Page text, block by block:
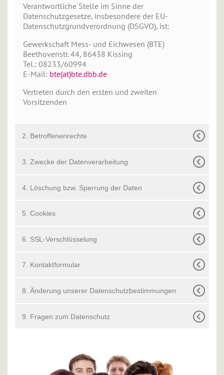
Verantwortliche Stelle im Sinne der
Datenschutzgesetze, insbesondere der EU-
Datenschutzgrundverordnung (DSGVO), ist:
Gewerkschaft Mess- und Eichwesen (BTE)
Beethovenstr. 44, 86438 Kissing
Tel.: 08233/60994
E-Mail: bte(at)bte.dbb.de
Vertreten durch den ersten und zweiten
Vorsitzenden
2. Betroffenenrechte
3. Zwecke der Datenverarbeitung
4. Löschung bzw. Sperrung der Daten
5. Cookies
6. SSL-Verschlüsselung
7. Kontaktformular
8. Änderung unserer Datenschutzbestimmungen
9. Fragen zum Datenschutz